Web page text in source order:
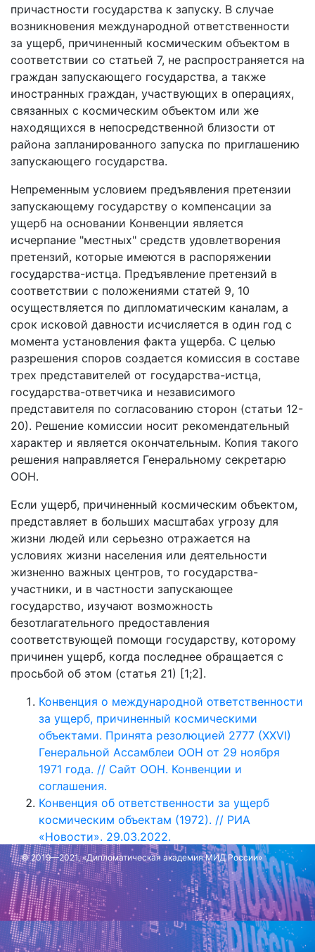
причастности государства к запуску. В случае
возникновения международной ответственности
за ущерб, причиненный космическим объектом в
соответствии со статьей 7, не распространяется на
граждан запускающего государства, а также
иностранных граждан, участвующих в операциях,
связанных с космическим объектом или же
находящихся в непосредственной близости от
района запланированного запуска по приглашению
запускающего государства.
Непременным условием предъявления претензии
запускающему государству о компенсации за
ущерб на основании Конвенции является
исчерпание "местных" средств удовлетворения
претензий, которые имеются в распоряжении
государства-истца. Предъявление претензий в
соответствии с положениями статей 9, 10
осуществляется по дипломатическим каналам, а
срок исковой давности исчисляется в один год с
момента установления факта ущерба. С целью
разрешения споров создается комиссия в составе
трех представителей от государства-истца,
государства-ответчика и независимого
представителя по согласованию сторон (статьи 12-
20). Решение комиссии носит рекомендательный
характер и является окончательным. Копия такого
решения направляется Генеральному секретарю
ООН.
Если ущерб, причиненный космическим объектом,
представляет в больших масштабах угрозу для
жизни людей или серьезно отражается на
условиях жизни населения или деятельности
жизненно важных центров, то государства-
участники, и в частности запускающее
государство, изучают возможность
безотлагательного предоставления
соответствующей помощи государству, которому
причинен ущерб, когда последнее обращается с
просьбой об этом (статья 21) [1;2].
Конвенция о международной ответственности
за ущерб, причиненный космическими
объектами. Принята резолюцией 2777 (XXVI)
Генеральной Ассамблеи ООН от 29 ноября
1971 года. // Сайт ООН. Конвенции и
соглашения.
Конвенция об ответственности за ущерб
космическим объектам (1972). // РИА
«Новости». 29.03.2022.
Обновлено: 21 июня 2022 г.
© 2019—2021, «Дипломатическая академия МИД России»